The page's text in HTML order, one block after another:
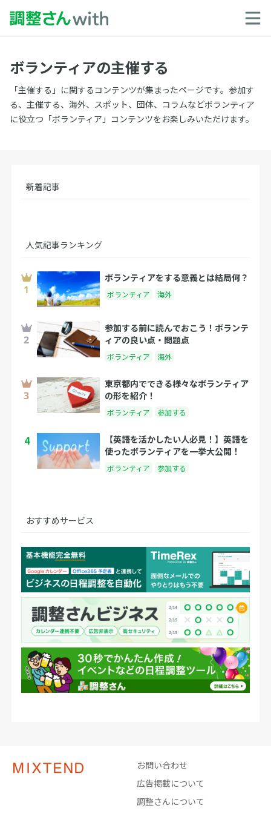
ボランティアの主催する
「主催する」に関するコンテンツが集まったページです。参加す
る、主催する、海外、スポット、団体、コラムなどボランティア
に役立つ「ボランティア」コンテンツをお楽しみいただけます。
新着記事
人気記事ランキング
ボランティアをする意義とは結局何？
ボランティア 海外
参加する前に読んでおこう！ボランテ
ィアの良い点・問題点
ボランティア 海外
東京都内でできる様々なボランティア
の形を紹介！
ボランティア 参加する
4
【英語を活かしたい人必見！】英語を
使ったボランティアを一挙大公開！
ボランティア 参加する
おすすめサービス
お問い合わせ
広告掲載について
調整さんについて